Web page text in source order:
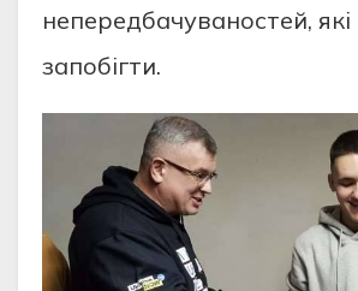
непередбачуваностей,
запобігти.